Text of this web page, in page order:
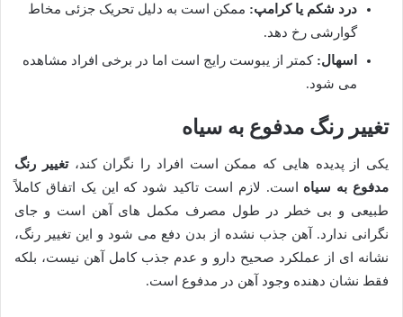
درد شکم یا کرامپ: ممکن است به دلیل تحریک جزئی مخاط
گوارشی رخ دهد.
اسهال: کمتر از یبوست رایج است اما در برخی افراد مشاهده
می شود.
تغییر رنگ مدفوع به سیاه
یکی از پدیده هایی که ممکن است افراد را نگران کند،تغییر رنگ
مدفوع به سیاه است. لازم است تاکید شود که این یک اتفاق کاملاً
طبیعی و بی خطر در طول مصرف مکمل های آهن است و جای
نگرانی ندارد. آهن جذب نشده از بدن دفع می شود و این تغییر رنگ،
نشانه ای از عملکرد صحیح دارو و عدم جذب کامل آهن نیست، بلکه
فقط نشان دهنده وجود آهن در مدفوع است.